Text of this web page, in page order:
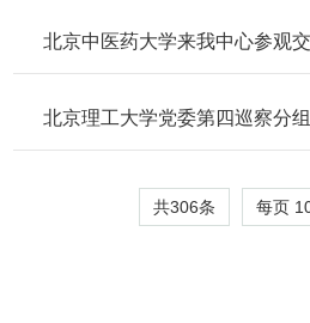
北京中医药大学来我中心参观
北京理工大学党委第四巡察分
共306条 每页